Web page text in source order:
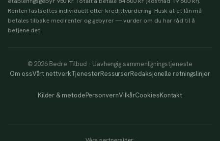
Renten fastsettes individuelt etter kredittvurdering. Husk at et lån må
betales tilbake med renter og gebyrer — vurder om du har råd til å
betjene det.
© 2026 Bedre Tilbud · Uavhengig sammenligningstjeneste
Om ossVårt nettverkTjenesterRessurserRedaksjonelle retningslinjer
Kilder & metodePersonvernVilkårCookiesKontakt